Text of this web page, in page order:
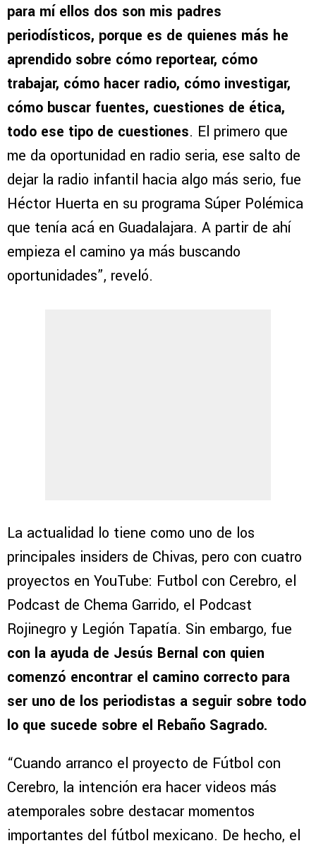
para mí ellos dos son mis padres
periodísticos, porque es de quienes más he
aprendido sobre cómo reportear, cómo
trabajar, cómo hacer radio, cómo investigar,
cómo buscar fuentes, cuestiones de ética,
todo ese tipo de cuestiones. El primero que
me da oportunidad en radio seria, ese salto de
dejar la radio infantil hacia algo más serio, fue
Héctor Huerta en su programa Súper Polémica
que tenía acá en Guadalajara. A partir de ahí
empieza el camino ya más buscando
oportunidades”, reveló.
La actualidad lo tiene como uno de los
principales insiders de Chivas, pero con cuatro
proyectos en YouTube: Futbol con Cerebro, el
Podcast de Chema Garrido, el Podcast
Rojinegro y Legión Tapatía. Sin embargo, fue
con la ayuda de Jesús Bernal con quien
comenzó encontrar el camino correcto para
ser uno de los periodistas a seguir sobre todo
lo que sucede sobre el Rebaño Sagrado.
“Cuando arranco el proyecto de Fútbol con
Cerebro, la intención era hacer videos más
atemporales sobre destacar momentos
importantes del fútbol mexicano. De hecho, el